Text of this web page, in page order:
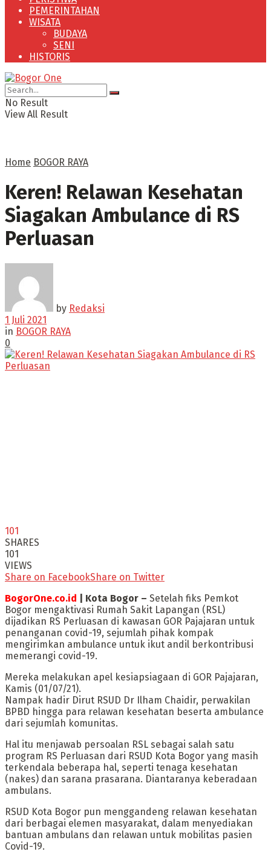
PEMERINTAHAN
WISATA
BUDAYA
SENI
HISTORIS
No Result
View All Result
Home BOGOR RAYA
Keren! Relawan Kesehatan
Siagakan Ambulance di RS
Perluasan
by Redaksi
1 Juli 2021
in BOGOR RAYA
0
101
SHARES
101
VIEWS
Share on FacebookShare on Twitter
BogorOne.co.id
| Kota Bogor – Setelah fiks Pemkot
Bogor mengaktivasi Rumah Sakit Lapangan (RSL)
dijadikan RS Perluasan di kawasan GOR Pajajaran untuk
penanganan covid-19, sejumlah pihak kompak
mengirimkan ambulance untuk ikut andil berkontribusi
memerangi covid-19.
Mereka melakukan apel kesiapsiagaan di GOR Pajajaran,
Kamis (01/07/21).
Nampak hadir Dirut RSUD Dr Ilham Chaidir, perwakilan
BPBD hingga para relawan kesehatan beserta ambulance
dari sejumlah komunitas.
Hal itu menjawab persoalan RSL sebagai salah satu
program RS Perluasan dari RSUD Kota Bogor yang masih
terkendala beberapa hal, seperti tenaga kesehatan
(nakes) dan sarana prasarana. Diantaranya keberadaan
ambulans.
RSUD Kota Bogor pun menggandeng relawan kesehatan
dari berbagai elemen masyarakat, dalam menyediakan
bantuan ambulans dan relawan untuk mobilitas pasien
Covid-19.